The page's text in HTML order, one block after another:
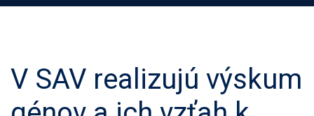
V SAV realizujú výskum